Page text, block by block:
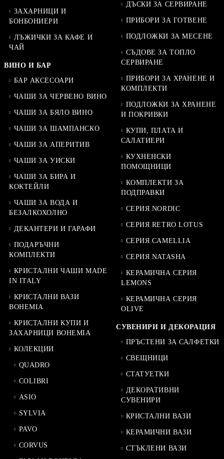
ЗАХАРНИЦИ И
БОНБОНИЕРИ
ЛЪЖИЧКИ ЗА КАФЕ И
ЧАЙ
ВИНО И БАР
БАР АКСЕСОАРИ
ЧАШИ ЗА ЧЕРВЕНО ВИНО
ЧАШИ ЗА БЯЛО ВИНО
ЧАШИ ЗА ШАМПАНСКО
ЧАШИ ЗА АПЕРИТИВ
ЧАШИ ЗА УИСКИ
ЧАШИ ЗА БИРА И
КОКТЕЙЛИ
ЧАШИ ЗА ВОДА И
БЕЗАЛКОХОЛНО
ДЕКАНТЕРИ И ГАРАФИ
ПОДАРЪЧНИ
КОМПЛЕКТИ
КРИСТАЛНИ ЧАШИ MADE
IN ITALY
КРИСТАЛНИ ВАЗИ
BOHEMIA
КРИСТАЛНИ КУПИ И
ЗАХАРНИЦИ BOHEMIA
КОЛЕКЦИИ
QUADRO
COLIBRI
ASIO
SYLVIA
PAVO
CORVUS
ДЪСКИ ЗА СЕРВИРАНЕ
ПРИБОРИ ЗА ГОТВЕНЕ
ПОДЛОЖКИ ЗА МЕСЕНЕ
СЪДОВЕ ЗА ТОПЛО
СЕРВИРАНЕ
ПРИБОРИ ЗА ХРАНЕНЕ И
КОМПЛЕКТИ
ПОДЛОЖКИ ЗА ХРАНЕНЕ
И ПОКРИВКИ
КУПИ, ПЛАТА И
САЛАТИЕРИ
КУХНЕНСКИ
ПОМОЩНИЦИ
КОМПЛЕКТИ ЗА
ПОДПРАВКИ
СЕРИЯ NORDIC
СЕРИЯ RETRO LOTUS
СЕРИЯ CAMELLIA
СЕРИЯ NATASHA
КЕРАМИЧНА СЕРИЯ
LEMONS
КЕРАМИЧНА СЕРИЯ
OLIVE
СУВЕНИРИ И ДЕКОРАЦИЯ
ПРЪСТЕНИ ЗА САЛФЕТКИ
СВЕЩНИЦИ
СТАТУЕТКИ
ДЕКОРАТИВНИ
СУВЕНИРИ
КРИСТАЛНИ ВАЗИ
КЕРАМИЧНИ ВАЗИ
СТЪКЛЕНИ ВАЗИ